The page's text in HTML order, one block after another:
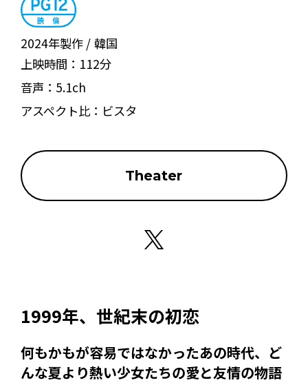
2024年製作
韓国
上映時間： 112分
音声： 5.1ch
アスペクト比： ビスタ
Theater
1999年、世紀末の初恋
何もかもが容易ではなかったあの時代、ど
んな夏より熱い少女たちの愛と友情の物語